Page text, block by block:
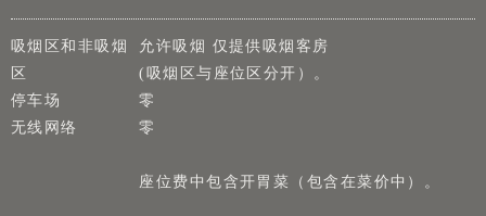
吸烟区和非吸烟
区
允许吸烟 仅提供吸烟客房
(吸烟区与座位区分开）。
停车场
零
无线网络
零
座位费中包含开胃菜（包含在菜价中）。